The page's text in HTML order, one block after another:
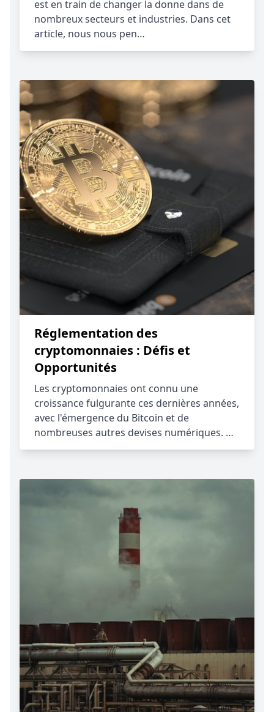
est en train de changer la donne dans de
nombreux secteurs et industries. Dans cet
article, nous nous pen…
Réglementation des
cryptomonnaies : Défis et
Opportunités
Les cryptomonnaies ont connu une
croissance fulgurante ces dernières années,
avec l'émergence du Bitcoin et de
nombreuses autres devises numériques. …